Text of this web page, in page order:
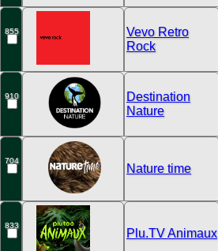
855
Vevo Retro
Rock
910
Destination
Nature
704
Nature time
833
Plu.TV Animaux